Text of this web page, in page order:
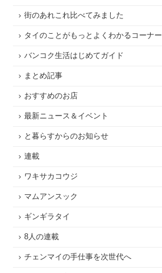
街のあれこれ比べてみました
タイのことがもっとよくわかるコーナー
バンコク生活はじめてガイド
まとめ記事
おすすめのお店
最新ニュース＆イベント
と暮らすからのお知らせ
連載
ワキサカコウジ
マムアンスック
ギンギラタイ
8人の連載
チェンマイの手仕事を次世代へ